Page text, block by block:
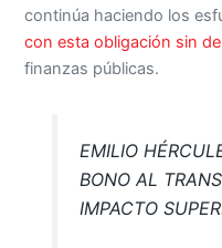
continúa haciendo los
con esta obligación sin
finanzas públicas.
EMILIO
BONO AL
IMPACTO